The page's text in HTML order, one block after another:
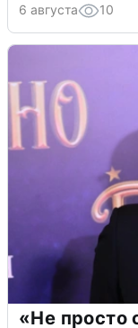
6 августа 10
«Не просто